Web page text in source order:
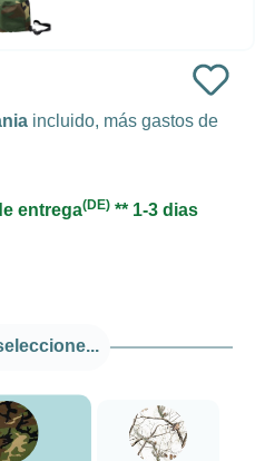
incluido, más gastos de
entrega(DE) ** 1-3 dias
###Camuflaje verde bosque###LensCoat
###Realtree AP